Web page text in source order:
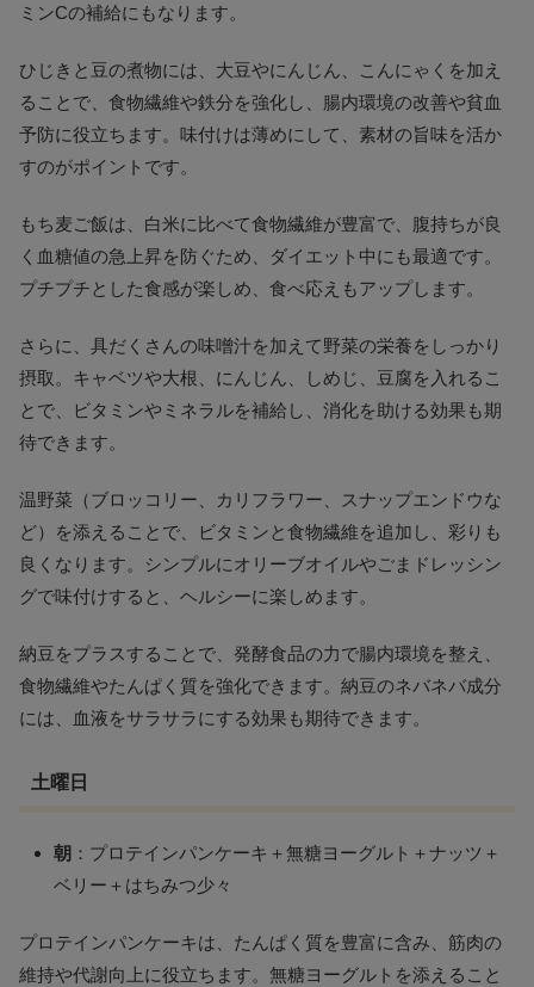
ミンCの補給にもなります。
ひじきと豆の煮物には、大豆やにんじん、こんにゃくを加え
ることで、食物繊維や鉄分を強化し、腸内環境の改善や貧血
予防に役立ちます。味付けは薄めにして、素材の旨味を活か
すのがポイントです。
もち麦ご飯は、白米に比べて食物繊維が豊富で、腹持ちが良
く血糖値の急上昇を防ぐため、ダイエット中にも最適です。
プチプチとした食感が楽しめ、食べ応えもアップします。
さらに、具だくさんの味噌汁を加えて野菜の栄養をしっかり
摂取。キャベツや大根、にんじん、しめじ、豆腐を入れるこ
とで、ビタミンやミネラルを補給し、消化を助ける効果も期
待できます。
温野菜（ブロッコリー、カリフラワー、スナップエンドウな
ど）を添えることで、ビタミンと食物繊維を追加し、彩りも
良くなります。シンプルにオリーブオイルやごまドレッシン
グで味付けすると、ヘルシーに楽しめます。
納豆をプラスすることで、発酵食品の力で腸内環境を整え、
食物繊維やたんぱく質を強化できます。納豆のネバネバ成分
には、血液をサラサラにする効果も期待できます。
土曜日
朝 ：プロテインパンケーキ＋無糖ヨーグルト＋ナッツ＋
ベリー＋はちみつ少々
プロテインパンケーキは、たんぱく質を豊富に含み、筋肉の
維持や代謝向上に役立ちます。無糖ヨーグルトを添えること